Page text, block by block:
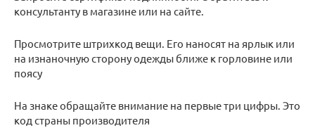
консультанту в магазине или на сайте.
Просмотрите штрихкод вещи. Его наносят на ярлык или
на изнаночную сторону одежды ближе к горловине или
поясу
На знаке обращайте внимание на первые три цифры. Это
код страны производителя